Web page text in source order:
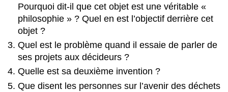
Pourquoi dit-il que cet objet est une véritable «
philosophie » ? Quel en est l’objectif derrière cet
objet ?
Quel est le problème quand il essaie de parler de
ses projets aux décideurs ?
Quelle est sa deuxième invention ?
Que disent les personnes sur l’avenir des déchets